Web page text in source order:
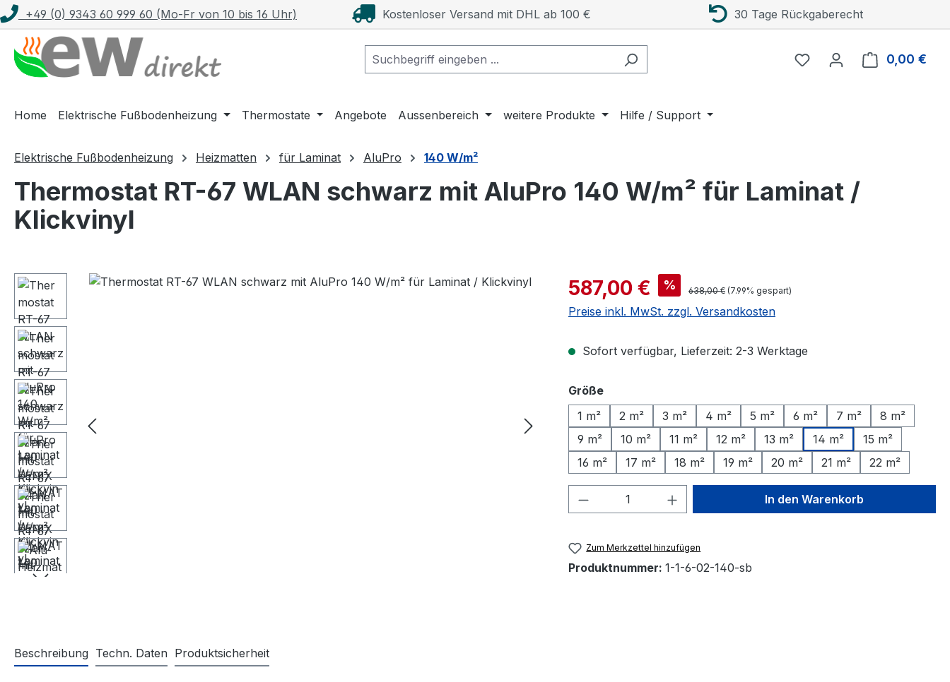
Hauptinhalt springen
Zur Suche springen
Zur Hauptnavigation springen
+49 (0) 9343 60 999 60 (Mo-Fr von 10 bis 16 Uhr) Kostenloser Versand mit DHL ab 100 € 30 Tage Rückgaberecht
0,00 €
Home Elektrische Fußbodenheizung Thermostate Angebote Aussenbereich weitere Produkte Hilfe / Support
Elektrische Fußbodenheizung Heizmatten für Laminat AluPro 140 W/m²
Thermostat RT-67 WLAN schwarz mit AluPro 140 W/m² für Laminat /
Klickvinyl
Bildergalerie überspringen Verkaufspreis:
587,00 € % Regulärer Preis:
638,00 € (7.99% gespart)
Preise inkl. MwSt. zzgl. Versandkosten
Sofort verfügbar, Lieferzeit: 2-3 Werktage
Größeauswählen
1 m²
2 m² 3 m² 4 m² 5 m² 6 m² 7 m²
8 m²
9 m²
10 m² 11 m² 12 m² 13 m² 14 m²
15 m²
16 m²
17 m² 18 m² 19 m² 20 m² 21 m² 22 m²
Produkt Anzahl: Gib den gewünschten Wert
In den Warenkorb
Zum Merkzettel hinzufügen
Produktnummer: 1-1-6-02-140-sb
Beschreibung Techn. Daten Produktsicherheit